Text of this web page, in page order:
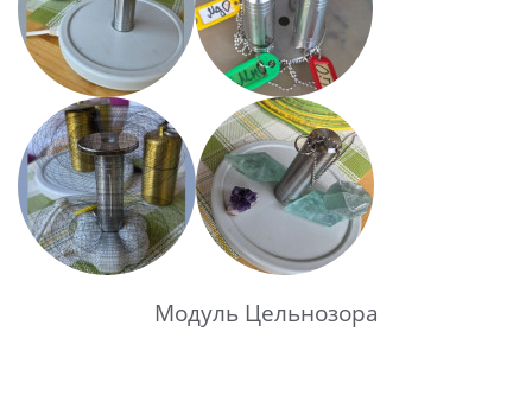
Модуль Цельнозора